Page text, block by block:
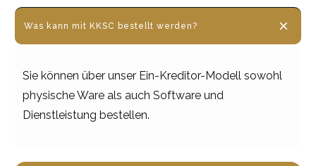
Was kann mit KKSC bestellt werden?
Sie können über unser Ein-Kreditor-Modell sowohl
physische Ware als auch Software und
Dienstleistung bestellen.